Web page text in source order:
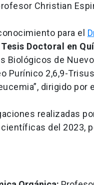
Christian
para el
Doctoral en
Biológicos de
Purínico 2,6,9-
dirigido por
realizadas
del 2023,